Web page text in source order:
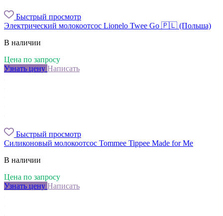
Быстрый просмотр
Электрический молокоотсос Lionelо Twee Go 🇵🇱 (Польша)
В наличии
Цена по запросу
Узнать цену Написать
Быстрый просмотр
Силиконовый молокоотсос Tommee Tippee Made for Me
В наличии
Цена по запросу
Узнать цену Написать